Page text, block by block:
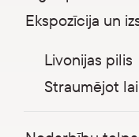
Ekspozīcija un
Livonijas pilis
Straumējot